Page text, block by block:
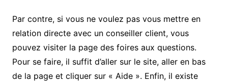
Par contre, si vous ne voulez pas vous mettre en
relation directe avec un conseiller client, vous
pouvez visiter la page des foires aux questions.
Pour se faire, il suffit d’aller sur le site, aller en bas
de la page et cliquer sur « Aide ». Enfin, il existe